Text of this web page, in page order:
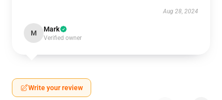
Aug 28, 2024
M Mark
Verified owner
Write your review